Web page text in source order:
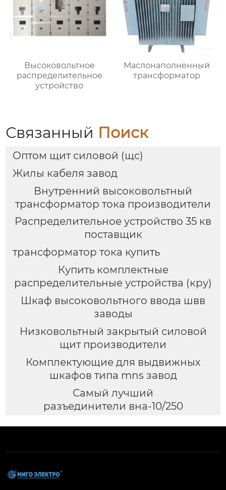
Высоковольтное
распределительное
устройство
Маслонаполненный
трансформатор
Связанный Поиск
Оптом щит силовой (щс)
Жилы кабеля завод
Внутренний высоковольтный
трансформатор тока производители
Распределительное устройство 35 кв
поставщик
трансформатор тока купить
Купить комплектные
распределительные устройства (кру)
Шкаф высоковольтного ввода швв
заводы
Низковольтный закрытый силовой
щит производители
Комплектующие для выдвижных
шкафов типа mns завод
Самый лучший
разъединители вна-10/250